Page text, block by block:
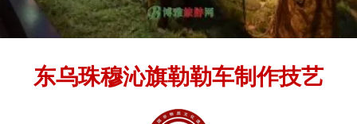
东乌珠穆沁旗勒勒车制作技艺